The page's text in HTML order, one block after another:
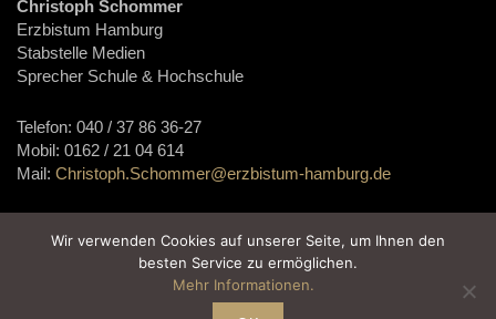
Christoph Schommer
Erzbistum Hamburg
Stabstelle Medien
Sprecher Schule & Hochschule
Telefon: 040 / 37 86 36-27
Mobil: 0162 / 21 04 614
Mail: Christoph.Schommer@erzbistum-hamburg.de
Start
Wir verwenden Cookies auf unserer Seite, um Ihnen den
besten Service zu ermöglichen.
Mehr Informationen.